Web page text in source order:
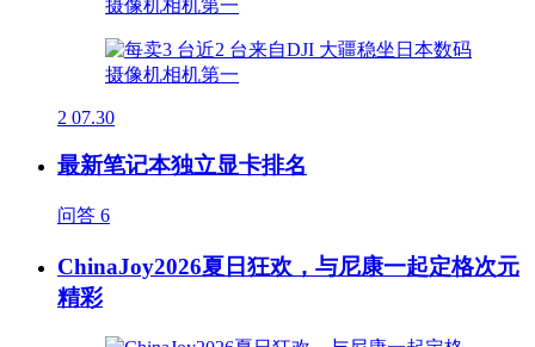
2 07.30
最新笔记本独立显卡排名
问答 6
ChinaJoy2026夏日狂欢，与尼康一起定格次元
精彩